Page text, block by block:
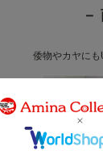
－
倭物やカヤに